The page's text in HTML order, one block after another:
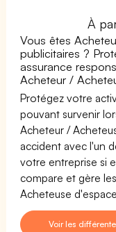
À
Vous êtes
publicitaires ?
assurance
Acheteur /
Protégez votre
pouvant survenir
Acheteur /
accident avec l'un
votre entreprise si
compare et gère
Acheteuse
Voir les